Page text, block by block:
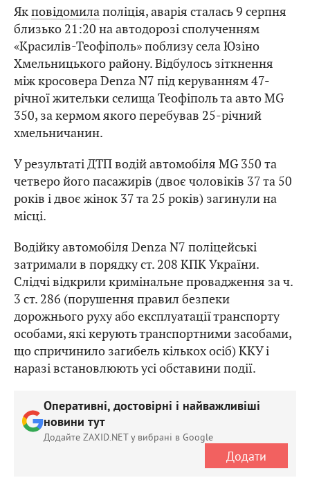
Якповідомилаполіція, аварія сталась 9 серпня
близько 21:20 на автодорозі сполученням
«Красилів-Теофіполь» поблизу села Юзіно
Хмельницького району. Відбулось зіткнення
між кросовера Denza N7 під керуванням 47-
річної жительки селища Теофіполь та авто MG
350, за кермом якого перебував 25-річний
хмельничанин.
У результаті ДТП водій автомобіля MG 350 та
четверо його пасажирів (двоє чоловіків 37 та 50
років і двоє жінок 37 та 25 років) загинули на
місці.
Водійку автомобіля Denza N7 поліцейські
затримали в порядку ст. 208 КПК України.
Слідчі відкрили кримінальне провадження за ч.
3 ст. 286 (порушення правил безпеки
дорожнього руху або експлуатації транспорту
особами, які керують транспортними засобами,
що спричинило загибель кількох осіб) ККУ і
наразі встановлюють усі обставини події.
Оперативні, достовірні і найважливіші
новини тут
Додайте ZAXID.NET у вибрані в Google
Додати